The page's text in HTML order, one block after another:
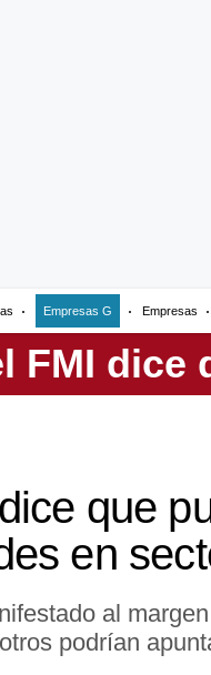
Empresas G Empresas
que
en
al
podrían